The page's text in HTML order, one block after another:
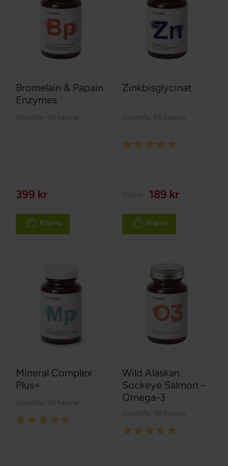
Bromelain & Papain
Enzymes
Greatlife 60 kapslar
399 kr
Köp nu
Zinkbisglycinat
Greatlife 60 kapslar
Rating:
189 kr
Köp nu
Mineral Complex
Plus+
Greatlife 60 kapslar
Rating:
Wild Alaskan
Sockeye Salmon –
Omega-3
Greatlife 90 kapslar
Rating: